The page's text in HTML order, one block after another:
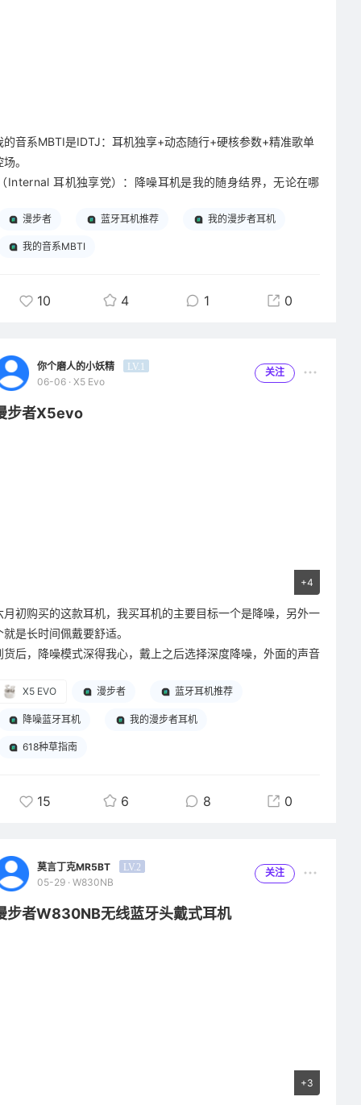
的音系MBTI是IDTJ：耳机独享+动态随行+硬核参数+精准歌单
。
Internal 耳机独享党）：降噪耳机是我的随身结界，无论在哪
会破坏聆听氛围感。
Dynamic 动态随行派）：通勤、走路、健身全程离不开耳
Tech 硬核参数党）：选漫步者设备先核对完整纸面参数，Hi-
Jukebox 精准控场型）：歌单精细化分区，通勤、运动、午
、工作专用清单分得明明白白，从来不点开每日推荐，只循环自
筛选收藏的无损曲目。
身常年揣着漫步者运动耳机，上下班通勤路上一边赶路一边调
程耳机独享不外放，通勤健身都要随身带耳机；选设备死磕声学
参数，自建多套细分歌单拒绝随机推荐，漫步者耳机陪我穿梭城
每一段行路时光。
漫步者 蓝牙耳机推荐 我的漫步者耳机
我的音系MBTI
10 4 1 0
你个磨人的小妖精 LV.1
06-06 · X5 Evo
关注
步者X5evo
+4
月初购买的这款耳机，我买耳机的主要目标一个是降噪，另外一
就是长时间佩戴要舒适。
货后，降噪模式深得我心，戴上之后选择深度降噪，外面的声音
时会吓我一跳，戴上耳机后，随便他喊，就影响不到我了，如果
门在外，可以选择其他模式，这样在路上行走也不会太危险。
耳机和设备同音量相关设置，这样能保证入耳的音量是正常的。
子里。
能力能持续时间长一些，它的佩戴非常舒适，带了三四个小时也
会有肿胀的感觉。
支持双设备连接，连接的时候很快速，换设备连接的时候反应也
错。
X5 EVO 漫步者 蓝牙耳机推荐
降噪蓝牙耳机 我的漫步者耳机
618种草指南
15 6 8 0
莫言丁克MR5BT LV.2
05-29 · W830NB
关注
步者W830NB无线蓝牙头戴式耳机
+3